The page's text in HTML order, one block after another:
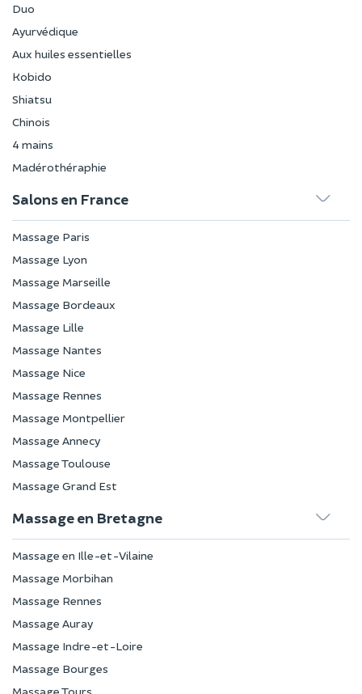
Duo
Ayurvédique
Aux huiles essentielles
Kobido
Shiatsu
Chinois
4 mains
Madérothéraphie
Salons en France
Massage Paris
Massage Lyon
Massage Marseille
Massage Bordeaux
Massage Lille
Massage Nantes
Massage Nice
Massage Rennes
Massage Montpellier
Massage Annecy
Massage Toulouse
Massage Grand Est
Massage en Bretagne
Massage en Ille-et-Vilaine
Massage Morbihan
Massage Rennes
Massage Auray
Massage Indre-et-Loire
Massage Bourges